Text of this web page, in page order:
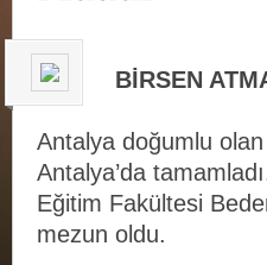
BİRSEN
Antalya doğumlu
Antalya’da
Eğitim Fakültesi
mezun oldu.